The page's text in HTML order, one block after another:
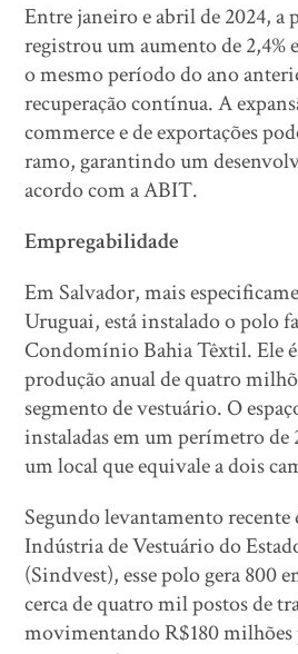
Entre janeiro e abril de 2024, a
registrou um aumento de 2,4%
o mesmo período do ano
recuperação contínua. A
commerce e de exportações
ramo, garantindo um
acordo com a ABIT.
Empregabilidade
Em Salvador, mais
Uruguai, está instalado o polo
Condomínio Bahia Têxtil. Ele
produção anual de quatro
segmento de vestuário. O
instaladas em um perímetro de
um local que equivale a dois
Segundo levantamento
Indústria de Vestuário do
(Sindvest), esse polo gera 800
cerca de quatro mil postos de
movimentando R$180 milhões